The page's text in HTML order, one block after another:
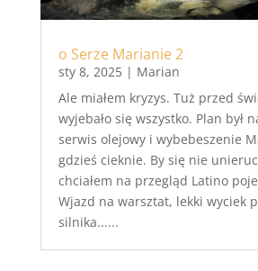
o Serze Marianie 2
sty 8, 2025| Marian
Ale miałem kryzys. Tuż przed
wyjebało się wszystko. Plan był
serwis olejowy i wybebeszenie
gdzieś cieknie. By się nie
chciałem na przegląd Latino
Wjazd na warsztat, lekki wyciek
silnika......